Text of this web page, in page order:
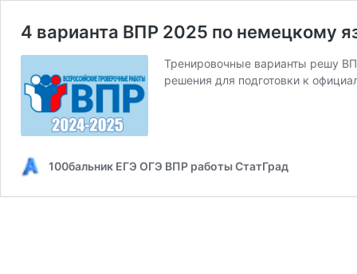
4 варианта ВПР 2025 по немецкому
Тренировочные варианты решу
решения для подготовки к
100бальник ЕГЭ ОГЭ ВПР работы СтатГрад